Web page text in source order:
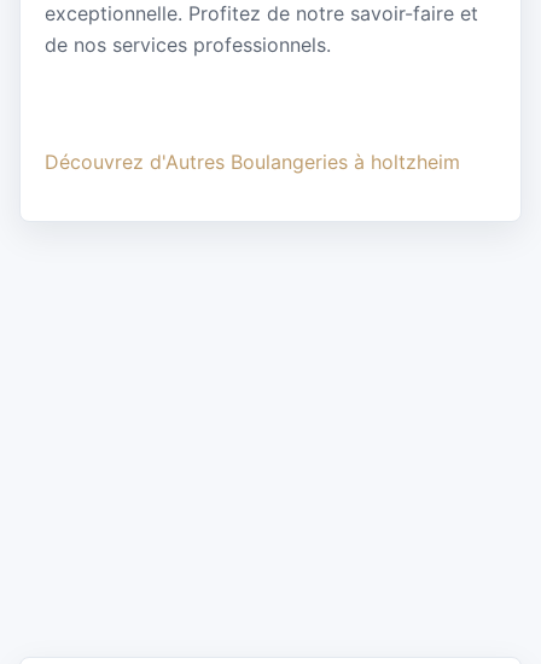
exceptionnelle. Profitez de notre savoir-faire et
de nos services professionnels.
Découvrez d'Autres Boulangeries à holtzheim